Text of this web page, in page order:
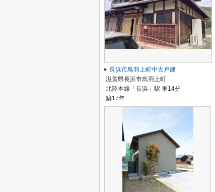
長浜市鳥羽上町中古戸建
滋賀県長浜市鳥羽上町
北陸本線「長浜」駅 車14分
築17年